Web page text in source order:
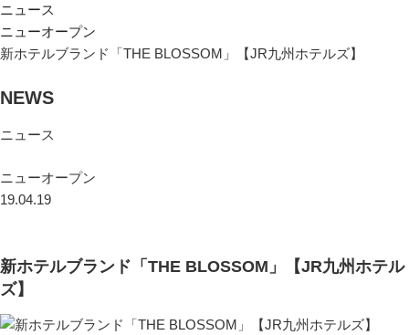
ニュース
ニューオープン
新ホテルブランド「THE BLOSSOM」【JR九州ホテルズ】
NEWS
ニュース
ニューオープン
19.04.19
新ホテルブランド「THE BLOSSOM」【JR九州ホテル
ズ】